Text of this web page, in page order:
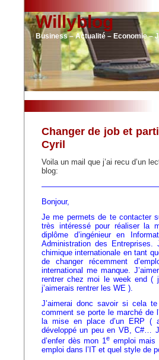
Willyblog
Business – Actualité – Economie –
Changer de job et
Cyril
Voila un mail que j’ai recu d’un
blog:
Bonjour,
Je me permets de te contacter
très intéressé pour réaliser la
diplôme d’ingénieur en
Administration des Entreprises.
chimique internationale en tant
de changer récemment
international me manque.
rentrer chez moi le week end (
j’aimerais rentrer les WE ).
J’aimerai donc savoir si cela
comment se porte le marché de
la mise en place d’un ERP (
développé un peu en VB, C#…
d’enfer dès mon 1e emploi mais
emploi dans l’IT et quel style de